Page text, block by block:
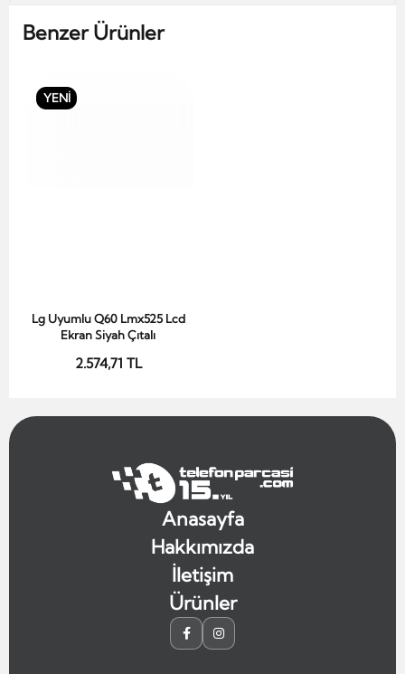
Benzer Ürünler
YENİ
Sepete Ekle
Lg Uyumlu Q60 Lmx525 Lcd
Ekran Siyah Çıtalı
2.574,71 TL
Anasayfa
Hakkımızda
İletişim
Ürünler